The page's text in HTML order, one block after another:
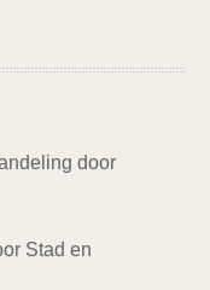
door
Stad en